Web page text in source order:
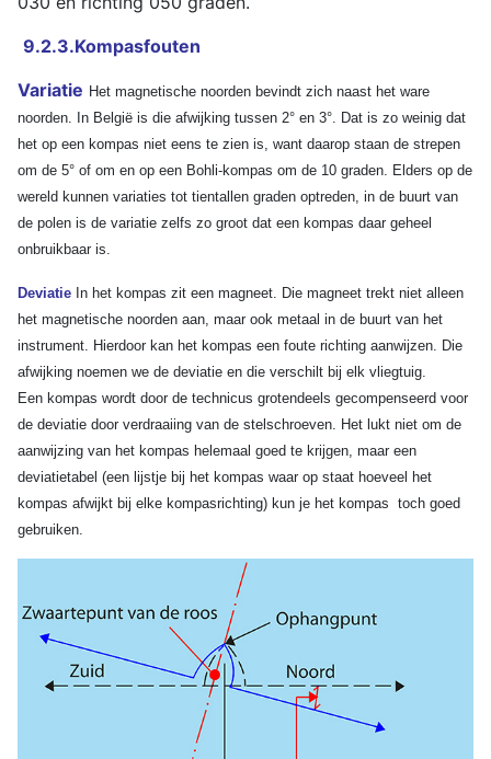
9.2.3.Kompasfouten
Variatie Het magnetische noorden bevindt zich naast het ware
noorden. In België is die afwijking tussen 2° en 3°. Dat is zo weinig dat
het op een kompas niet eens te zien is, want daarop staan de strepen
om de 5° of om en op een Bohli-kompas om de 10 graden. Elders op de
wereld kunnen variaties tot tientallen graden optreden, in de buurt van
de polen is de variatie zelfs zo groot dat een kompas daar geheel
onbruikbaar is.
Deviatie In het kompas zit een magneet. Die magneet trekt niet alleen
het magnetische noorden aan, maar ook metaal in de buurt van het
instrument. Hierdoor kan het kompas een foute richting aanwijzen. Die
afwijking noemen we de deviatie en die verschilt bij elk vliegtuig.
Een kompas wordt door de technicus grotendeels gecompenseerd voor
de deviatie door verdraaiing van de stelschroeven. Het lukt niet om de
aanwijzing van het kompas helemaal goed te krijgen, maar een
deviatietabel (een lijstje bij het kompas waar op staat hoeveel het
kompas afwijkt bij elke kompasrichting) kun je het kompas toch goed
gebruiken.